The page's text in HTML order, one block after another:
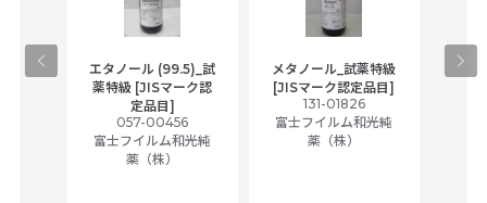
エタノール (99.5)_試
薬特級 [JISマーク認
定品目]
057-00456
富士フイルム和光純
薬（株）
メタノール_試薬特級
[JISマーク認定品目]
131-01826
富士フイルム和光純
薬（株）
ア